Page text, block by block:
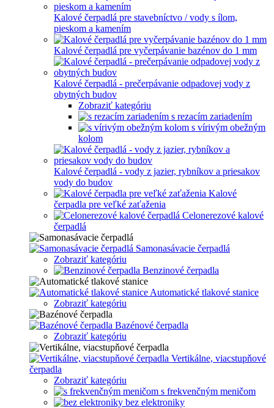
Kalové čerpadlá pre stavebníctvo / vody s ílom,
pieskom a kamením
Kalové čerpadlá pre vyčerpávanie bazénov do 1 mm
Kalové čerpadlá - prečerpávanie odpadovej vody z
obytných budov
Zobraziť kategóriu
s rezacím zariadením
s vírivým obežným
kolom
Kalové čerpadlá - vody z jazier, rybníkov a priesakov
vody do budov
Kalové
čerpadla pre veľké zaťaženia
Celonerezové kalové
čerpadlá
Samonasávacie čerpadlá
Zobraziť kategóriu
Benzinové čerpadla
Automatické tlakové stanice
Zobraziť kategóriu
Bazénové čerpadla
Zobraziť kategóriu
Vertikálne, viacstupňové
čerpadla
Zobraziť kategóriu
s frekvenčným meničom
bez elektroniky